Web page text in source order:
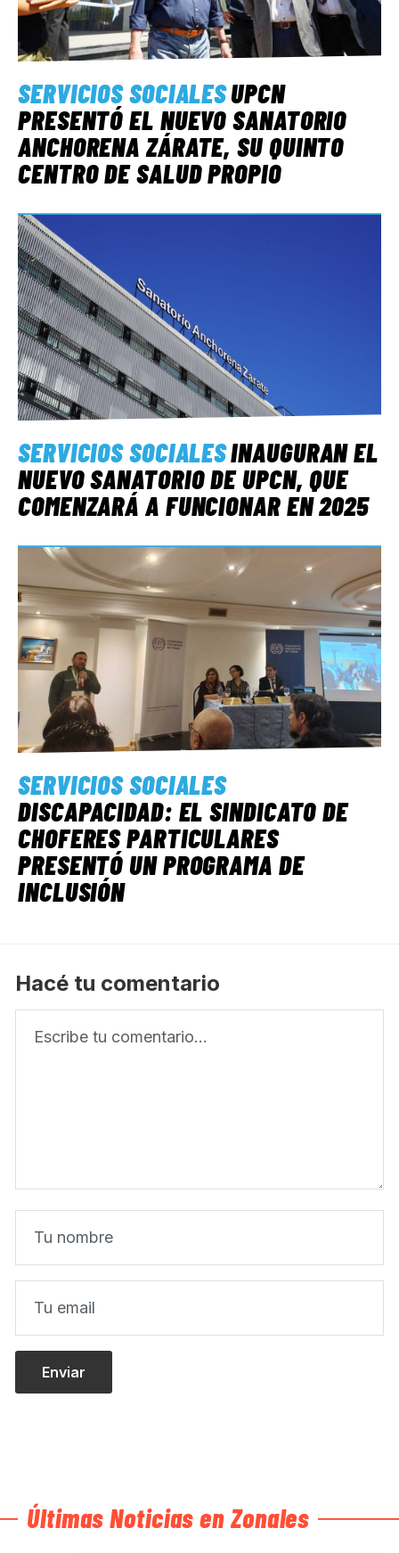
SERVICIOS SOCIALESUPCN
PRESENTÓ EL NUEVO SANATORIO
ANCHORENA ZÁRATE, SU QUINTO
CENTRO DE SALUD PROPIO
SERVICIOS SOCIALESINAUGURAN EL
NUEVO SANATORIO DE UPCN, QUE
COMENZARÁ A FUNCIONAR EN 2025
SERVICIOS SOCIALES
DISCAPACIDAD: EL SINDICATO DE
CHOFERES PARTICULARES
PRESENTÓ UN PROGRAMA DE
INCLUSIÓN
Hacé tu comentario
Últimas Noticias en Zonales